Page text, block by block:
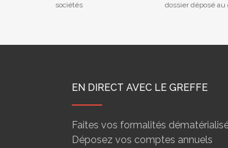
sociétés
dossier déposé au
EN DIRECT AVEC LE GREFFE
Faites vos formalités
Déposez vos comptes annuels